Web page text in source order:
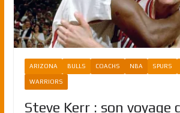
ARIZONA BULLS COACHS NBA SPURS
WARRIORS
Steve Kerr : son voyage